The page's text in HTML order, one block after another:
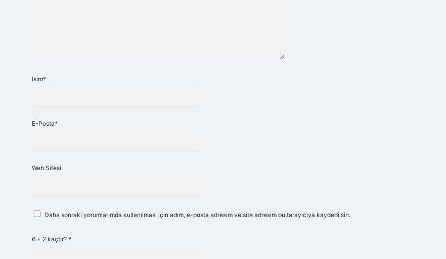
İsim*
E-Posta*
Web Sitesi
Daha sonraki yorumlarımda kullanılması için adım, e-posta adresim ve site adresim bu tarayıcıya kaydedilsin.
6 + 2 kaçtır? *